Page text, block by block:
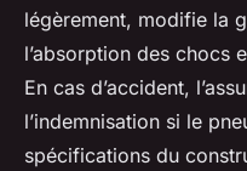
légèrement, modifie la
l’absorption des chocs
En cas d’accident,
l’indemnisation si le
spécifications du